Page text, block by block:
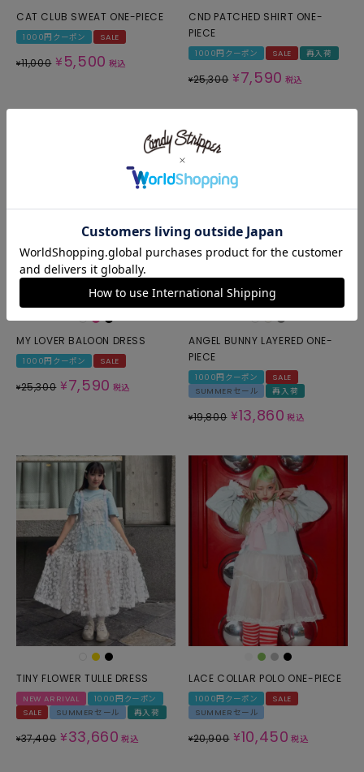
CAT CLUB SWEAT ONE-PIECE
1000円クーポン SALE
¥11,000 ¥ 5,500 税込
CND PATCHED SHIRT ONE-
PIECE
1000円クーポン SALE 再入荷
¥25,300 ¥7,590 税込
MY LOVER BALOON DRESS
1000円クーポン SALE
¥25,300 ¥7,590 税込
ANGEL BUNNY LAYERED ONE-
PIECE
1000円クーポン
SALE
SUMMERセール
再入荷
¥19,800 ¥13,860 税込
TINY FLOWER TULLE DRESS
NEW ARRIVAL
1000円クーポン
SALE
SUMMERセール 再入荷
¥37,400 ¥33,660 税込
LACE COLLAR POLO ONE-PIECE
1000円クーポン
SALE
SUMMERセール
¥20,900 ¥10,450 税込